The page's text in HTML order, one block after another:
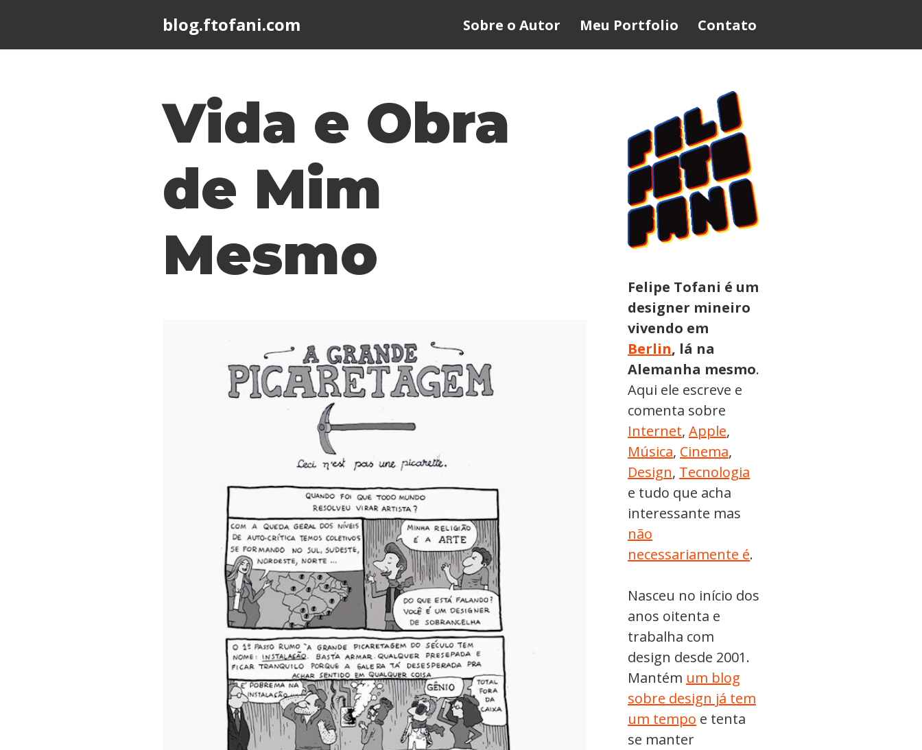
blog.ftofani.com Sobre o Autor Meu Portfolio Contato
Vida e Obra
de Mim
Mesmo
Felipe Tofani é um
designer mineiro
vivendo em
Berlin, lá na
Alemanha mesmo.
Aqui ele escreve e
comenta sobre
Internet, Apple,
Música, Cinema,
Design, Tecnologia
e tudo que acha
interessante mas
não
necessariamente é.
Nasceu no início dos
anos oitenta e
trabalha com
design desde 2001.
Mantém um blog
sobre design já tem
um tempo e tenta
se manter